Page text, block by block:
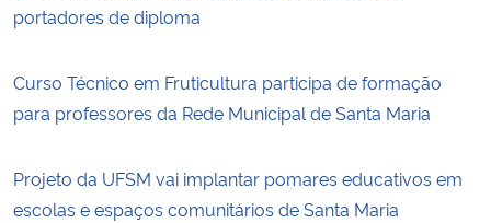
portadores de diploma
Curso Técnico em Fruticultura participa de formação
para professores da Rede Municipal de Santa Maria
Projeto da UFSM vai implantar pomares educativos em
escolas e espaços comunitários de Santa Maria